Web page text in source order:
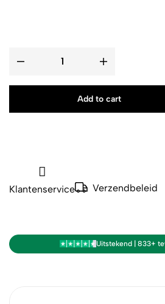
Add to cart
Klantenservice Verzendbeleid
Uitstekend | 833+